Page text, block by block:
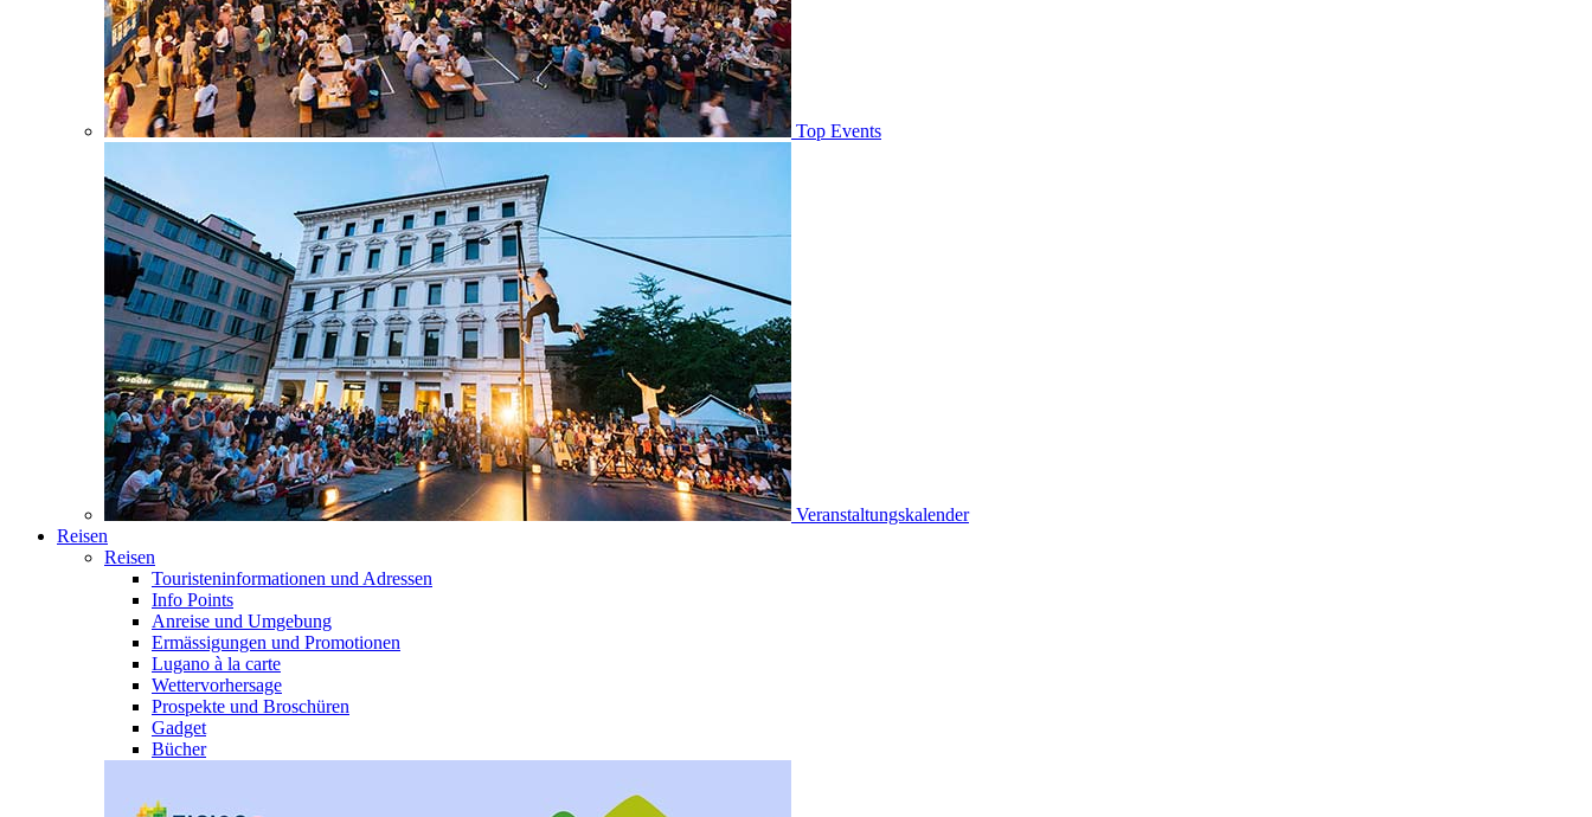
Top Events
Veranstaltungskalender
Reisen
Reisen
Touristeninformationen und Adressen
Info Points
Anreise und Umgebung
Ermässigungen und Promotionen
Lugano à la carte
Wettervorhersage
Prospekte und Broschüren
Gadget
Bücher